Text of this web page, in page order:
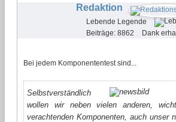
Redaktion
Lebende Legende
Beiträge: 8862
Dank
Bei jedem Komponententest sind...
Selbstverständlich
wollen wir neben vielen anderen,
verachtenden Komponenten, auch unser